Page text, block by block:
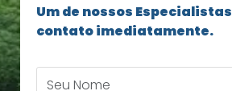
Um de nossos
contato imediatamente.